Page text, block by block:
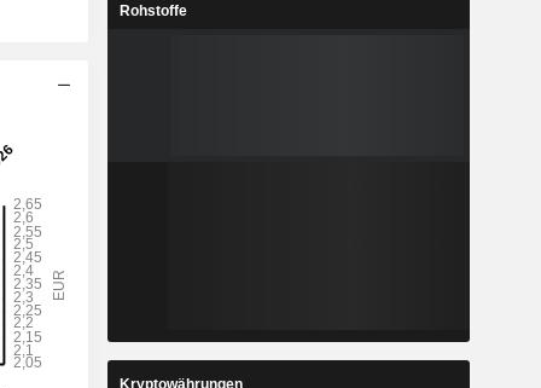
Rohstoffe
Kryptowährungen